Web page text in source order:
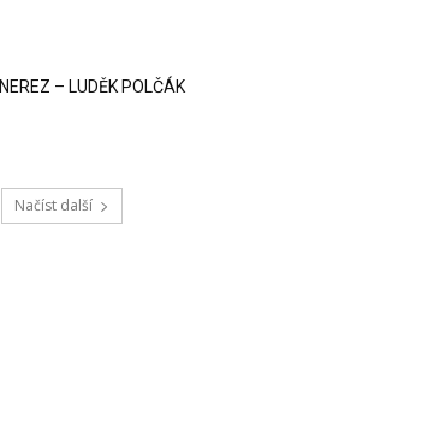
NEREZ – LUDĚK POLČÁK
Načíst další